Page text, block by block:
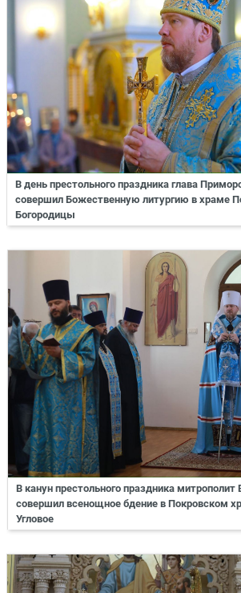
В день престольного праздника глава
совершил Божественную литургию в храме
Богородицы
В канун престольного праздника
совершил всенощное бдение в Покровском
Угловое